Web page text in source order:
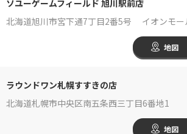
ソユーゲームフィールド 旭川駅前店
北海道旭川市宮下通7丁目2番5号 イオンモー
地図
ラウンドワン札幌すすきの店
北海道札幌市中央区南五条西三丁目6番地1
地図